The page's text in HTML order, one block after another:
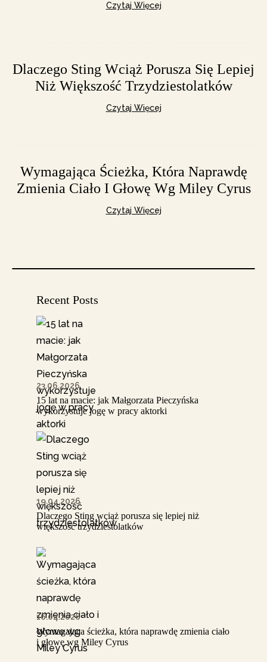
Czytaj Więcej
Dlaczego Sting Wciąż Porusza Się Lepiej
Niż Większość Trzydziestolatków
Czytaj Więcej
Wymagająca Ścieżka, Która Naprawdę
Zmienia Ciało I Głowę Wg Miley Cyrus
Czytaj Więcej
Recent Posts
23.06.2026
15 lat na macie: jak Małgorzata Pieczyńska
wykorzystuje jogę w pracy aktorki
19.04.2026
Dlaczego Sting wciąż porusza się lepiej niż
większość trzydziestolatków
16.04.2026
Wymagająca ścieżka, która naprawdę zmienia ciało
i głowę wg Miley Cyrus